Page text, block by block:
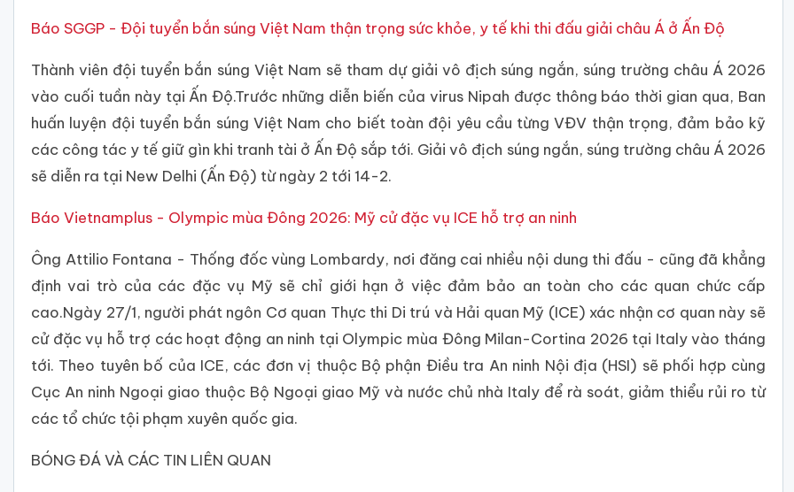
Báo SGGP - Đội tuyển bắn súng Việt Nam thận trọng sức khỏe, y tế khi thi đấu giải châu Á ở Ấn Độ
Thành viên đội tuyển bắn súng Việt Nam sẽ tham dự giải vô địch súng ngắn, súng trường châu Á 2026
vào cuối tuần này tại Ấn Độ.Trước những diễn biến của virus Nipah được thông báo thời gian qua, Ban
huấn luyện đội tuyển bắn súng Việt Nam cho biết toàn đội yêu cầu từng VĐV thận trọng, đảm bảo kỹ
các công tác y tế giữ gìn khi tranh tài ở Ấn Độ sắp tới. Giải vô địch súng ngắn, súng trường châu Á 2026
sẽ diễn ra tại New Delhi (Ấn Độ) từ ngày 2 tới 14-2.
Báo Vietnamplus - Olympic mùa Đông 2026: Mỹ cử đặc vụ ICE hỗ trợ an ninh
Ông Attilio Fontana - Thống đốc vùng Lombardy, nơi đăng cai nhiều nội dung thi đấu - cũng đã khẳng
định vai trò của các đặc vụ Mỹ sẽ chỉ giới hạn ở việc đảm bảo an toàn cho các quan chức cấp
cao.Ngày 27/1, người phát ngôn Cơ quan Thực thi Di trú và Hải quan Mỹ (ICE) xác nhận cơ quan này sẽ
cử đặc vụ hỗ trợ các hoạt động an ninh tại Olympic mùa Đông Milan-Cortina 2026 tại Italy vào tháng
tới. Theo tuyên bố của ICE, các đơn vị thuộc Bộ phận Điều tra An ninh Nội địa (HSI) sẽ phối hợp cùng
Cục An ninh Ngoại giao thuộc Bộ Ngoại giao Mỹ và nước chủ nhà Italy để rà soát, giảm thiểu rủi ro từ
các tổ chức tội phạm xuyên quốc gia.
BÓNG ĐÁ VÀ CÁC TIN LIÊN QUAN